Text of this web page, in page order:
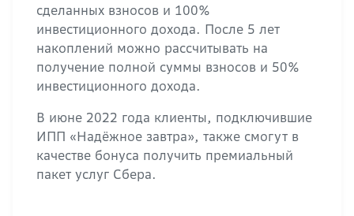
сделанных взносов и 100%
инвестиционного дохода. После 5 лет
накоплений можно рассчитывать на
получение полной суммы взносов и 50%
инвестиционного дохода.
В июне 2022 года клиенты, подключившие
ИПП «Надёжное завтра», также смогут в
качестве бонуса получить премиальный
пакет услуг Сбера.